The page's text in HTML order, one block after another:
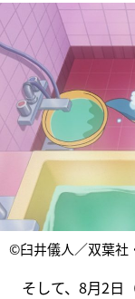
©臼井儀人／双葉社
そして、8月2日